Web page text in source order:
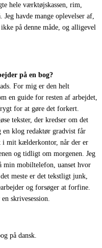
hele værktøjskassen, rim,
havde mange oplevelser af,
på denne måde, og alligevel
på en bog?
For mig er den helt
en guide for resten af arbejdet,
for at gøre det forkert.
tekster, der kredser om det
en klog redaktør gradvist får
i mit kælderkontor, når der er
og tidligt om morgenen. Jeg
min mobiltelefon, uanset hvor
meste er det tekstligt junk,
og forsøger at forfine.
skrivesession.
på dansk.